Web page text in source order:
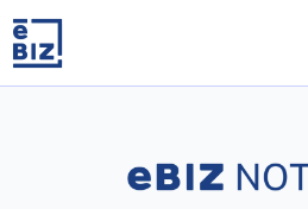
content